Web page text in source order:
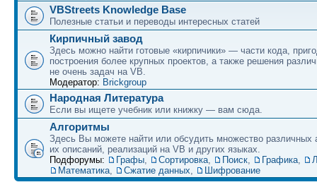
VBStreets Knowledge Base
Полезные статьи и переводы интересных статей
Кирпичный завод
Здесь можно найти готовые «кирпичики» — части кода,
построения более крупных проектов, а также решения
не очень задач на VB.
Модератор: Brickgroup
Народная Литература
Если вы ищете учебник или книжку — вам сюда.
Алгоритмы
Здесь Вы можете найти или обсудить множество различных
их описаний, реализаций на VB и других языках.
Подфорумы:
Графы Сортировка Поиск Графика
Математика
Сжатие данных Шифрование